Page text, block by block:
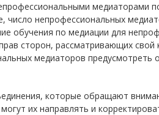
медиаторами
число непрофессиональных
обучения по медиации для
сторон, рассматривающих свой
медиаторов предусмотреть
которые обращают
их направлять и